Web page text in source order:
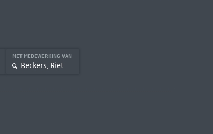
MET MEDEWERKING VAN
Beckers, Riet